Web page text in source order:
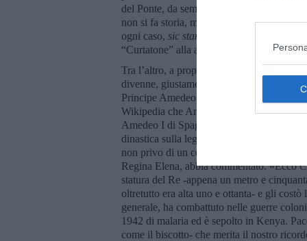
del Ponte, da sempre legato al campione e
non si fa storia, ma senza “se” e senza
ogni caso, sic stantibus rebus
“Curtatone” alla attuale Via Montanara,
Tra l’altro, a proposito di memorie
divenne, giustamente, Corso Giacomo
Principe Amedeo. Ora, sfido chiunque a
Wikipedia che Amedeo di Savoia, duca
Amedeo I di Spagna. Il Principe
dinastica sulla legittimità del primato e
non privo di un certo umorismo. Pare che
Regina Elena, abbia commentato: «Ecco
statura del Re -appena un metro e
oltretutto era alta uno e ottanta- e gli
generale, ha combattuto nelle guerre
1942 di malaria ed è sepolto in Kenya.
come il biscotto- che merita il nostro